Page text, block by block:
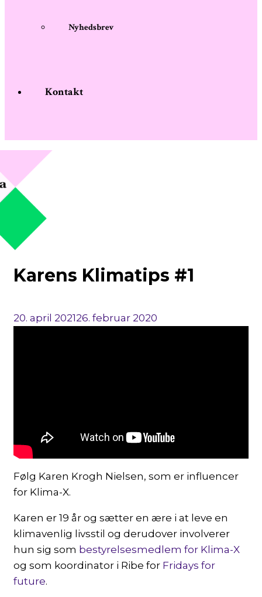
Nyhedsbrev
Kontakt
Karens Klimatips #1
20. april 202126. februar 2020
Følg Karen Krogh Nielsen, som er influencer
for Klima-X.
Karen er 19 år og sætter en ære i at leve en
klimavenlig livsstil og derudover involverer
hun sig som bestyrelsesmedlem for Klima-X
og som koordinator i Ribe for Fridays for
future.